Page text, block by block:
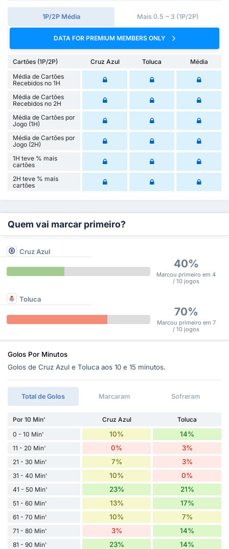
1P/2P Média Mais 0.5 ~ 3 (1P/2P)
DATA FOR PREMIUM MEMBERS ONLY
Cartões (1P/2P) Cruz Azul Toluca
Média
Média de Cartões
Recebidos no 1H
Média de Cartões
Recebidos no 2H
Média de Cartões por
Jogo (1H)
Média de Cartões por
Jogo (2H)
1H teve % mais
cartões
2H teve % mais
cartões
Quem vai marcar primeiro?
Cruz Azul
40%
Marcou primeiro em 4
/ 10 jogos
Toluca
70%
Marcou primeiro em 7
/ 10 jogos
Golos Por Minutos
Golos de Cruz Azul e Toluca aos 10 e 15 minutos.
Total de Golos Marcaram Sofreram
Por 10 Min' Cruz Azul
Toluca
0 - 10 Min'
10% 14%
11 - 20 Min' 0% 3%
21 - 30 Min' 7% 3%
31 - 40 Min' 10% 0%
41 - 50 Min' 23% 21%
51 - 60 Min' 13% 17%
61 - 70 Min' 10% 7%
71 - 80 Min' 3% 14%
81 - 90 Min' 23% 14%